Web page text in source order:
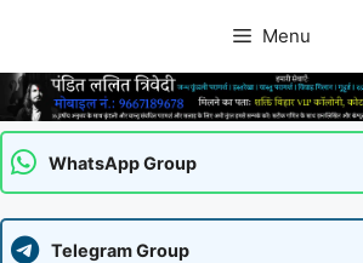
content
Menu
WhatsApp Group
Telegram Group